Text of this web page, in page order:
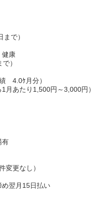
で）
康
）
4.0ｹ月分）
月あたり1,500円～3,000円）
有
変更なし）
翌月15日払い